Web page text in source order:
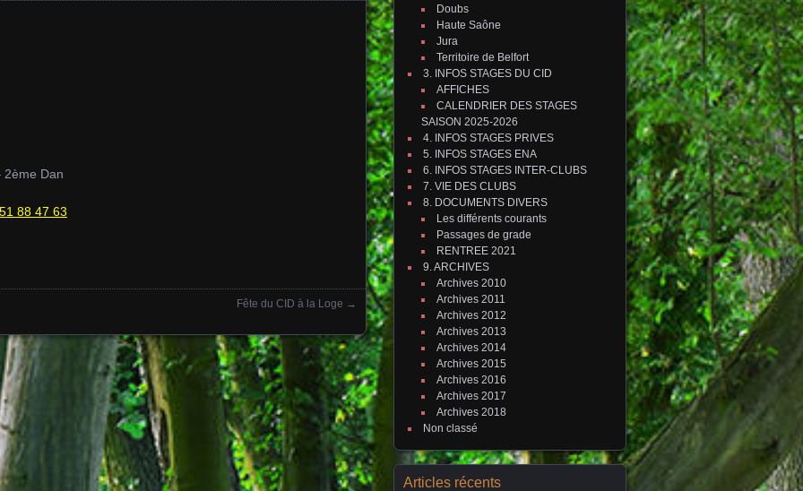
2ème Dan
88 47 63
Fête du CID à la Loge →
Doubs
Haute Saône
Jura
Territoire de Belfort
3. INFOS STAGES DU CID
AFFICHES
CALENDRIER DES STAGES
SAISON 2025-2026
4. INFOS STAGES PRIVES
5. INFOS STAGES ENA
6. INFOS STAGES INTER-CLUBS
7. VIE DES CLUBS
8. DOCUMENTS DIVERS
Les différents courants
Passages de grade
RENTREE 2021
9. ARCHIVES
Archives 2010
Archives 2011
Archives 2012
Archives 2013
Archives 2014
Archives 2015
Archives 2016
Archives 2017
Archives 2018
Non classé
Articles récents